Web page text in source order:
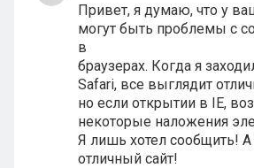
Привет, я думаю, что у
могут быть проблемы с
в
браузерах. Когда я
Safari, все выглядит
но если открытии в IE,
некоторые наложения
Я лишь хотел сообщить! А
отличный сайт!